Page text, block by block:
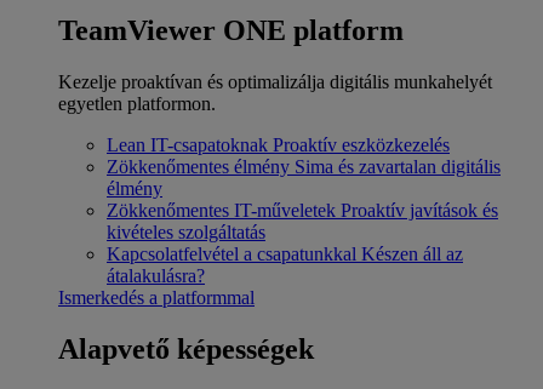
TeamViewer ONE platform
Kezelje proaktívan és optimalizálja digitális munkahelyét
egyetlen platformon.
Lean IT-csapatoknak Proaktív eszközkezelés
Zökkenőmentes élmény Sima és zavartalan digitális
élmény
Zökkenőmentes IT-műveletek Proaktív javítások és
kivételes szolgáltatás
Kapcsolatfelvétel a csapatunkkal Készen áll az
átalakulásra?
Ismerkedés a platformmal
Alapvető képességek